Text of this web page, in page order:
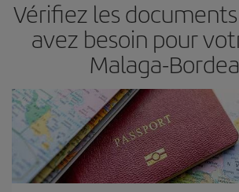
Vérifiez les
avez besoin pour
Malaga-